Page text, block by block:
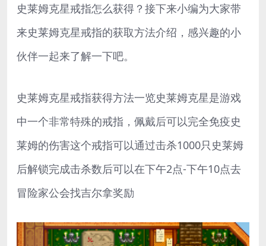
史莱姆克星戒指怎么获得？接下来小编为大家带
来史莱姆克星戒指的获取方法介绍，感兴趣的小
伙伴一起来了解一下吧。
史莱姆克星戒指获得方法一览史莱姆克星是游戏
中一个非常特殊的戒指，佩戴后可以完全免疫史
莱姆的伤害这个戒指可以通过击杀1000只史莱姆
后解锁完成击杀数后可以在下午2点-下午10点去
冒险家公会找吉尔拿奖励